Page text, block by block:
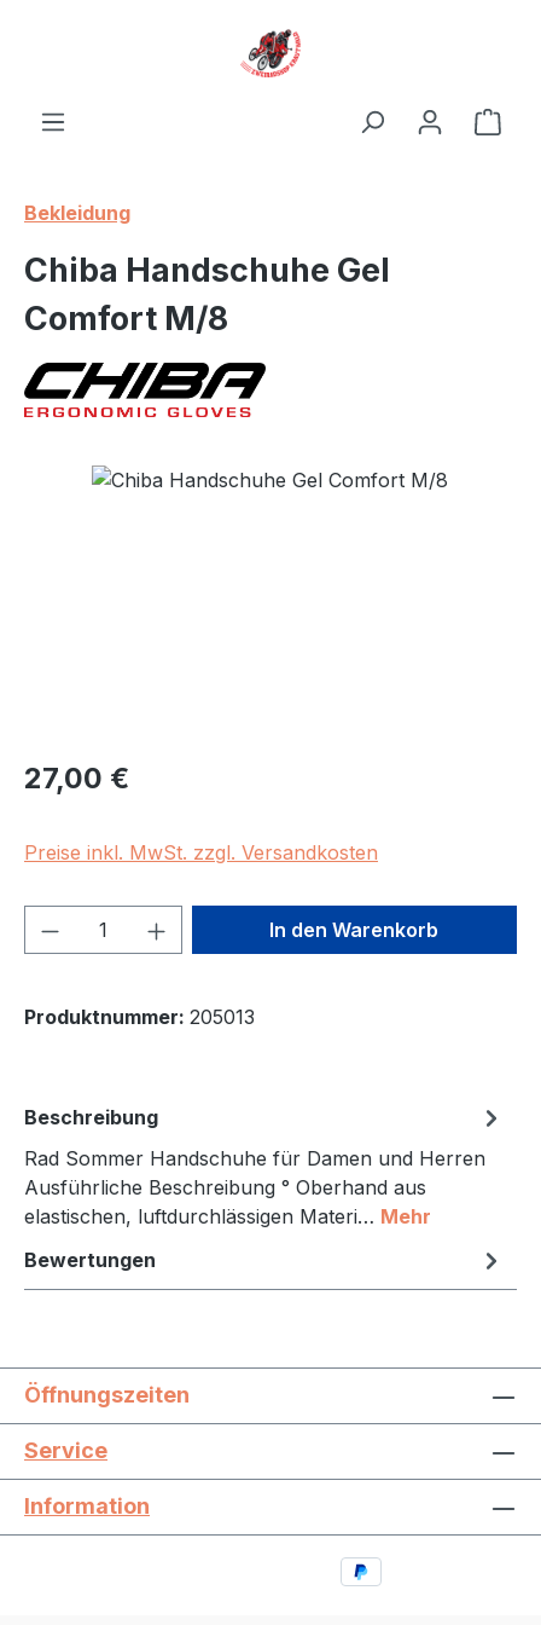
Bekleidung
Chiba Handschuhe Gel
Comfort M/8
Bildergalerie überspringen
Regulärer Preis:
27,00 €
Preise inkl. MwSt. zzgl. Versandkosten
Produkt Anzahl: Gib denIn den Warenkorb
Produktnummer: 205013
Beschreibung
Rad Sommer Handschuhe für Damen und Herren
Ausführliche Beschreibung ° Oberhand aus
elastischen, luftdurchlässigen Materi… Mehr
Bewertungen
Öffnungszeiten
Service
Information